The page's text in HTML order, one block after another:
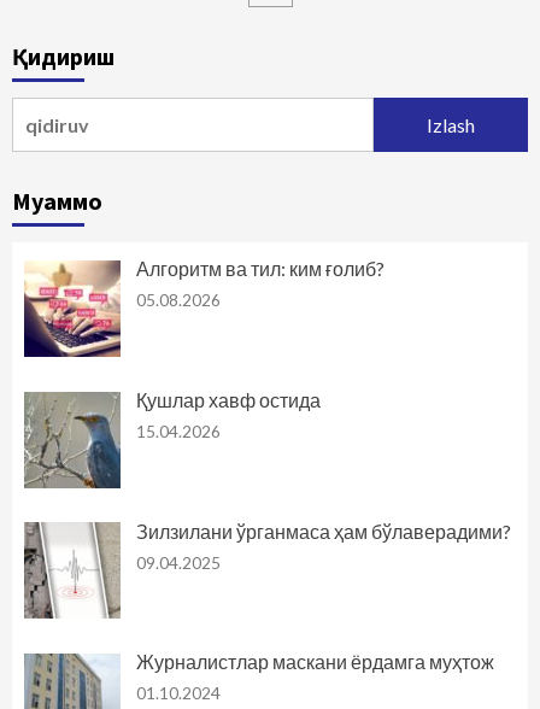
Қидириш
Муаммо
Алгоритм ва тил: ким ғолиб?
05.08.2026
Қушлар хавф остида
15.04.2026
Зилзилани ўрганмаса ҳам бўлаверадими?
09.04.2025
Журналистлар маскани ёрдамга муҳтож
01.10.2024